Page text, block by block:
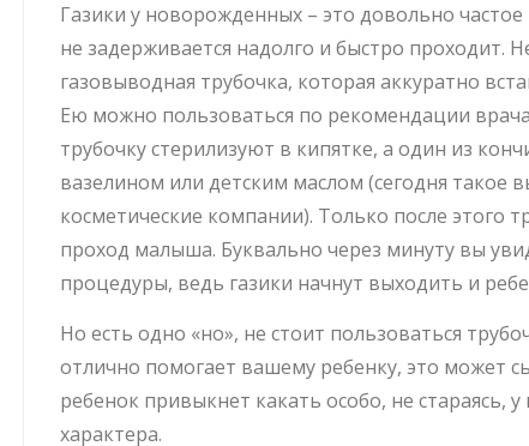
Газики у новорожденных – это довольно
не задерживается надолго и быстро проходит.
газовыводная трубочка, которая аккуратно
Ею можно пользоваться по рекомендации
трубочку стерилизуют в кипятке, а один из
вазелином или детским маслом (сегодня такое
косметические компании). Только после этого
проход малыша. Буквально через минуту вы
процедуры, ведь газики начнут выходить и
Но есть одно «но», не стоит пользоваться
отлично помогает вашему ребенку, это может
ребенок привыкнет какать особо, не стараясь,
характера.